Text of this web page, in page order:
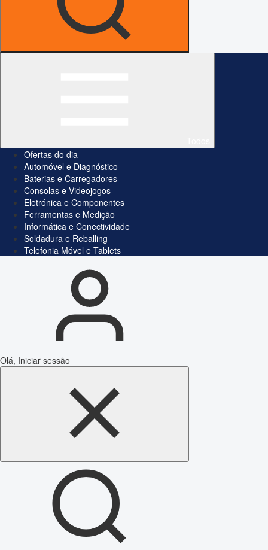
Ofertas do dia
Automóvel e Diagnóstico
Baterias e Carregadores
Consolas e Videojogos
Eletrónica e Componentes
Ferramentas e Medição
Informática e Conectividade
Soldadura e Reballing
Telefonia Móvel e Tablets
Olá, Iniciar sessão